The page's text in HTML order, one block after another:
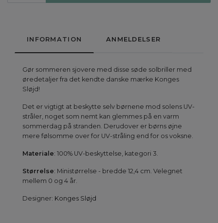
INFORMATION ANMELDELSER
Gør sommeren sjovere med disse søde solbriller med
øredetaljer fra det kendte danske mærke Konges
Sløjd!
Det er vigtigt at beskytte selv børnene mod solens UV-
stråler, noget som nemt kan glemmes på en varm
sommerdag på stranden. Derudover er børns øjne
mere følsomme over for UV-stråling end for os voksne.
Materiale: 100% UV-beskyttelse, kategori 3.
Størrelse: Ministørrelse - bredde 12,4 cm. Velegnet
mellem 0 og 4 år.
Designer: Konges Sløjd